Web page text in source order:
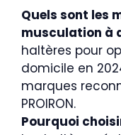
Quels sont les
musculation à
haltères pour
domicile en
marques
PROIRON.
Pourquoi